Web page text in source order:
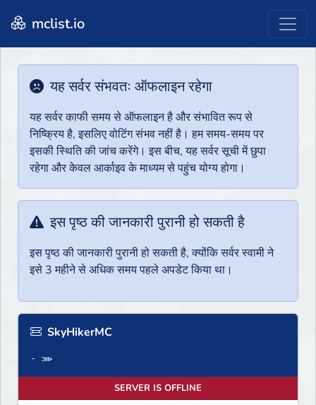
mclist.io
यह सर्वर संभवतः ऑफलाइन रहेगा
यह सर्वर काफी समय से ऑफलाइन है और संभावित रूप से
निष्क्रिय है, इसलिए वोटिंग संभव नहीं है। हम समय-समय पर
इसकी स्थिति की जांच करेंगे। इस बीच, यह सर्वर सूची में छुपा
रहेगा और केवल आर्काइव के माध्यम से पहुंच योग्य होगा।
इस पृष्ठ की जानकारी पुरानी हो सकती है
इस पृष्ठ की जानकारी पुरानी हो सकती है, क्योंकि सर्वर स्वामी ने
इसे 3 महीने से अधिक समय पहले अपडेट किया था।
SkyHikerMC
- ⋙
SERVER IS OFFLINE